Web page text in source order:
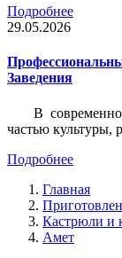
Подробнее
29.05.2026
Заведения
В
частью культуры,
Подробнее
Главная
Кастрюли и
Амет